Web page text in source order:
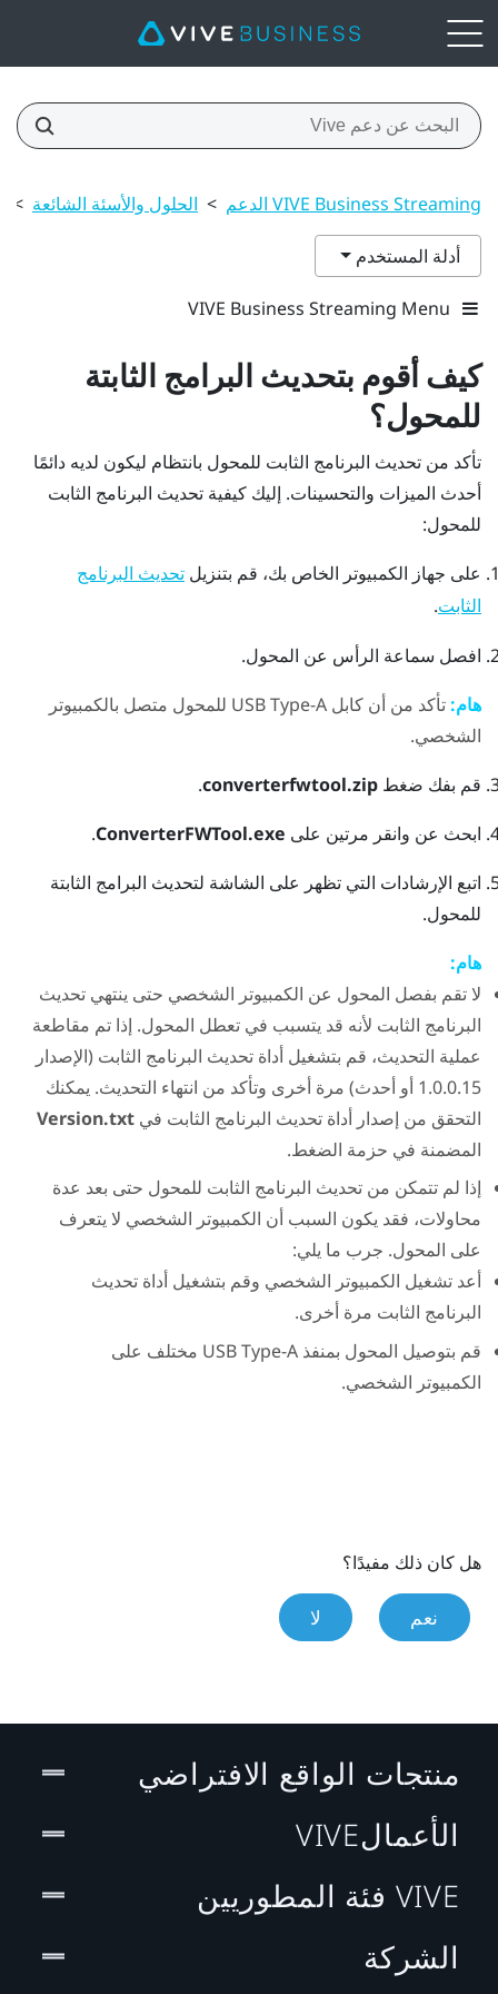
VIVE Business Streaming الدعم > الحلول والأسئة الشائعة >
أدلة المستخدم
VIVE Business Streaming Menu
كيف أقوم بتحديث البرامج الثابتة
للمحول؟
تأكد من تحديث البرنامج الثابت للمحول بانتظام ليكون لديه دائمًا
أحدث الميزات والتحسينات. إليك كيفية تحديث البرنامج الثابت
للمحول:
على جهاز الكمبيوتر الخاص بك، قم بتنزيل تحديث البرنامج
الثابت.
افصل سماعة الرأس عن المحول.
هام:
تأكد من أن كابل USB Type-A للمحول متصل بالكمبيوتر
الشخصي.
قم بفك ضغط converterfwtool.zip
.
ابحث عن وانقر مرتين على ConverterFWTool.exe
.
اتبع الإرشادات التي تظهر على الشاشة لتحديث البرامج الثابتة
للمحول.
هام:
لا تقم بفصل المحول عن الكمبيوتر الشخصي حتى ينتهي تحديث
البرنامج الثابت لأنه قد يتسبب في تعطل المحول. إذا تم مقاطعة
عملية التحديث، قم بتشغيل أداة تحديث البرنامج الثابت (الإصدار
1.0.0.15 أو أحدث) مرة أخرى وتأكد من انتهاء التحديث. يمكنك
التحقق من إصدار أداة تحديث البرنامج الثابت في Version.txt
المضمنة في حزمة الضغط.
إذا لم تتمكن من تحديث البرنامج الثابت للمحول حتى بعد عدة
محاولات، فقد يكون السبب أن الكمبيوتر الشخصي لا يتعرف
على المحول. جرب ما يلي:
أعد تشغيل الكمبيوتر الشخصي وقم بتشغيل أداة تحديث
البرنامج الثابت مرة أخرى.
قم بتوصيل المحول بمنفذ USB Type-A مختلف على
الكمبيوتر الشخصي.
هل كان ذلك مفيدًا؟
نعم لا
منتجات الواقع الافتراضي
الأعمالVIVE
VIVE فئة المطوريين
الشركة